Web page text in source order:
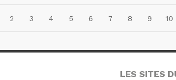
2 3 4 5 6 7 8 9 10
LES SITES